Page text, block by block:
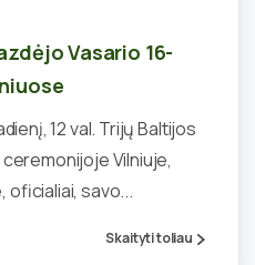
Vasario 16-
12 val. Trijų Baltijos
Vilniuje,
oficialiai, savo...
Skaityti toliau